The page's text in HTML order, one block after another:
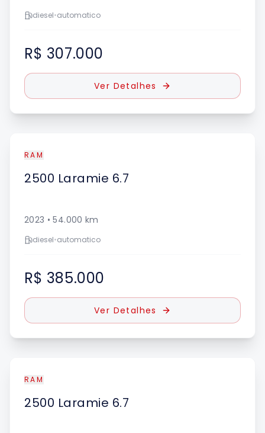
diesel•automatico
R$ 307.000
Ver Detalhes
RAM
2500 Laramie 6.7
2023 •54.000 km
diesel•automatico
R$ 385.000
Ver Detalhes
RAM
2500 Laramie 6.7